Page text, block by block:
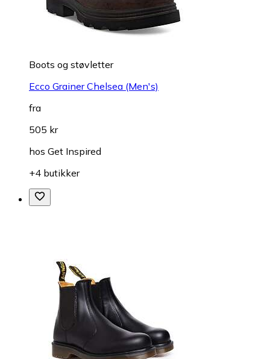
Boots og støvletter
Ecco Grainer Chelsea (Men's)
fra
505 kr
hos Get Inspired
+4 butikker